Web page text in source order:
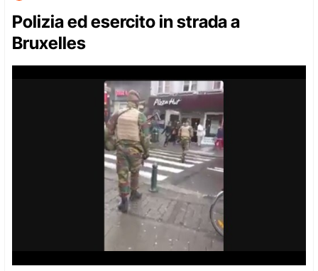
Polizia ed esercito in strada a
Bruxelles